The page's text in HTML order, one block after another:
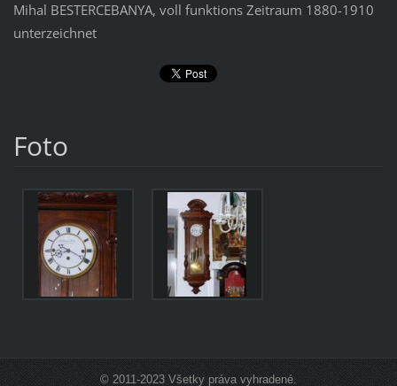
Mihal BESTERCEBANYA, voll funktions Zeitraum 1880-1910
unterzeichnet
Foto
© 2011-2023 Všetky práva vyhradené.